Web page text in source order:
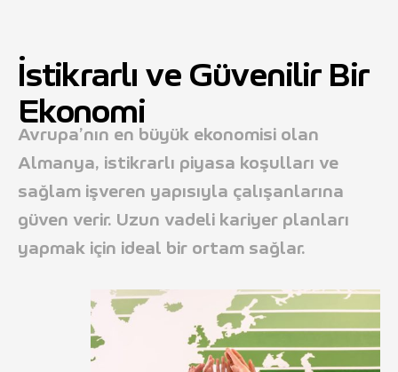
İstikrarlı ve Güvenilir Bir
Ekonomi
Avrupa’nın en büyük ekonomisi olan
Almanya, istikrarlı piyasa koşulları ve
sağlam işveren yapısıyla çalışanlarına
güven verir. Uzun vadeli kariyer planları
yapmak için ideal bir ortam sağlar.